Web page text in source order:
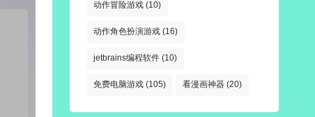
动作冒险游戏 (10)
动作角色扮演游戏 (16)
jetbrains编程软件 (10)
免费电脑游戏 (105) 看漫画神器 (20)